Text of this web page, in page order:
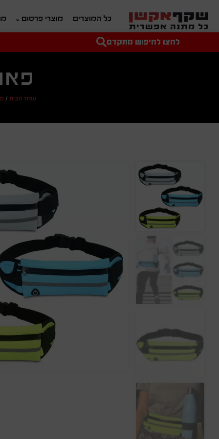
כל המוצרים מוצרי פרסום
טקסט חופשי לחיפוש מחיר מיני'לחצו לחיפוש מתקדם
עמוד הבית /